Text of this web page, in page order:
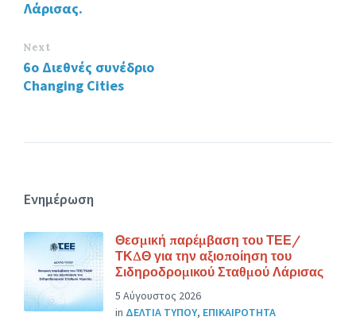
Λάρισας.
Next
6ο Διεθνές συνέδριο
Changing Cities
Ενημέρωση
Θεσμική παρέμβαση του ΤΕΕ/
ΤΚΔΘ για την αξιοποίηση του
Σιδηροδρομικού Σταθμού Λάρισας
5 Αύγουστος 2026
in ΔΕΛΤΙΑ ΤΥΠΟΥ, ΕΠΙΚΑΙΡΟΤΗΤΑ